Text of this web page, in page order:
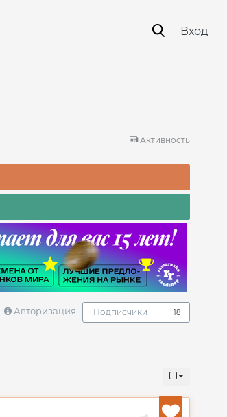
Вход
Активность
Авторизация Подписчики 18